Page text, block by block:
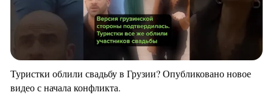
Туристки облили свадьбу в Грузии? Опубликовано новое
видео с начала конфликта.